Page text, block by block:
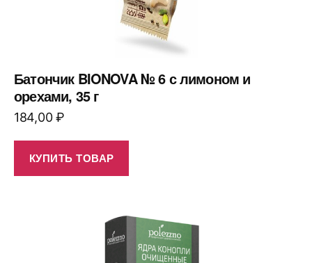
Батончик BIONOVA № 6 с лимоном и
орехами, 35 г
184,00₽
КУПИТЬ ТОВАР